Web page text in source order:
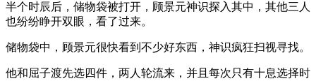
半个时辰后，储物袋被打开，顾景元神识探入其中，其他三人
也纷纷睁开双眼，看了过来。
储物袋中，顾景元很快看到不少好东西，神识疯狂扫视寻找。
他和屈子渡先选四件，两人轮流来，并且每次只有十息选择时